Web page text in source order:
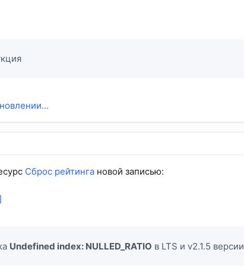
Сброс рейтинга новой записью:
Undefined index: NULLED_RATIO в LTS и v2.1.5 версии